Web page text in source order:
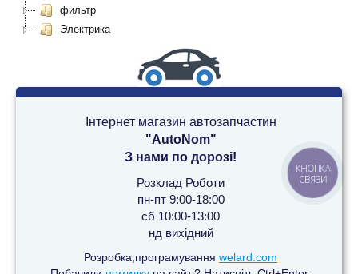
фильтр
Электрика
Інтернет магазин автозапчастин
"AutoNom"
З нами по дорозі!
Розклад Роботи
пн-пт 9:00-18:00
сб 10:00-13:00
нд вихідний
Розробка,програмування welard.com
КНОПКА
СВЯЗИ